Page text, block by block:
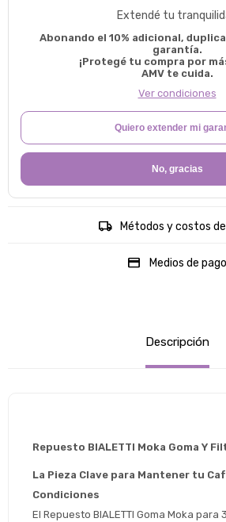
Extendé tu
Abonando el 10% adicional,
garantía.
¡Protegé tu compra por
AMV te cuida.
Ver condiciones
Quiero extender mi
No, gracias
Métodos y costos
Medios de pago
Descripción
Repuesto BIALETTI Moka Goma Y
La Pieza Clave para Mantener tu
Condiciones
El Repuesto BIALETTI Goma Moka para